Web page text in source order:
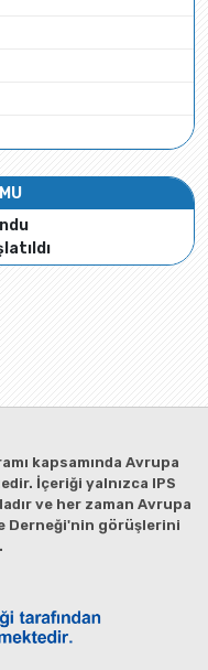
kapsamında Avrupa
İçeriği yalnızca IPS
ve her zaman Avrupa
Derneği'nin görüşlerini